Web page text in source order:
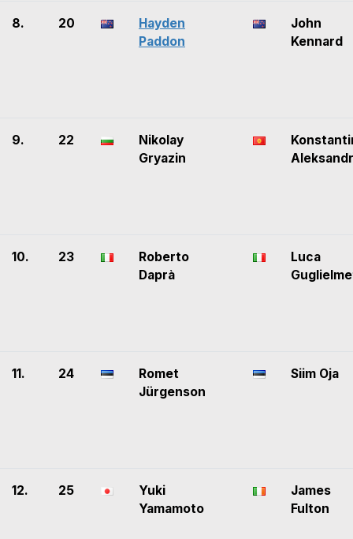
8. 20
Hayden
Paddon
John
Kennard
9. 22
Nikolay
Gryazin
10. 23
Roberto
Daprà
Luca
11. 24
Romet
Jürgenson
Siim Oja
12. 25
Yuki
Yamamoto
James
Fulton